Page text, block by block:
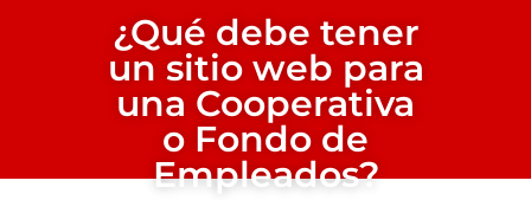
¿Qué debe tener
un sitio web para
una Cooperativa
o Fondo de
Empleados?